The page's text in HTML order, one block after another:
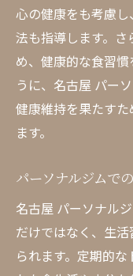
心の健康をも考慮
法も指導します。
め、健康的な食習
うに、名古屋 パー
健康維持を果たす
ます。
パーソナルジムで
名古屋 パーソナル
だけではなく、生
られます。定期的